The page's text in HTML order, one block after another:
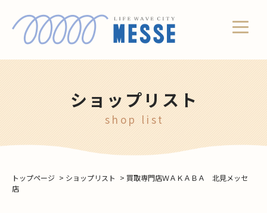
ショップリスト
shop list
トップページ > ショップリスト > 買取専門店ＷＡＫＡＢＡ 北見メッセ
店